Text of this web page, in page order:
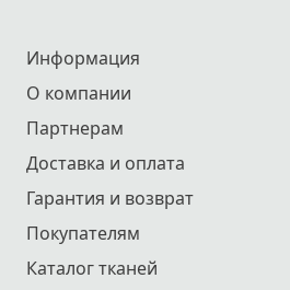
Информация
О компании
Партнерам
Доставка и оплата
Гарантия и возврат
Покупателям
Каталог тканей